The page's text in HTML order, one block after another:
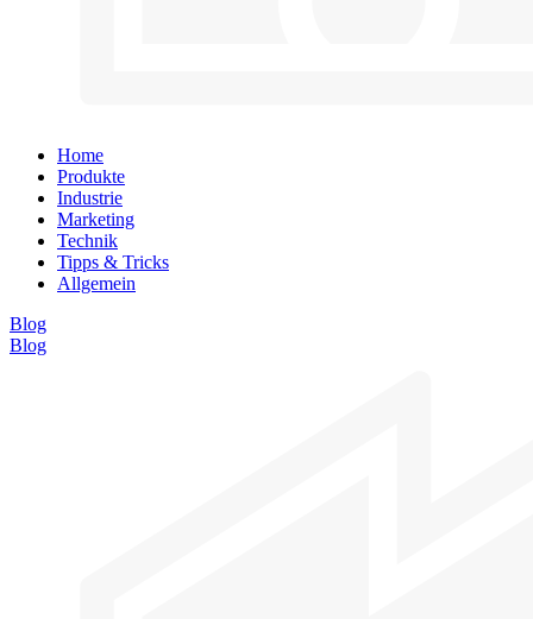
Home
Produkte
Industrie
Marketing
Technik
Tipps & Tricks
Allgemein
Blog
Blog